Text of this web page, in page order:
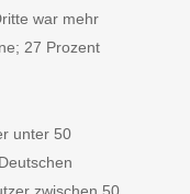
war mehr
27 Prozent
unter 50